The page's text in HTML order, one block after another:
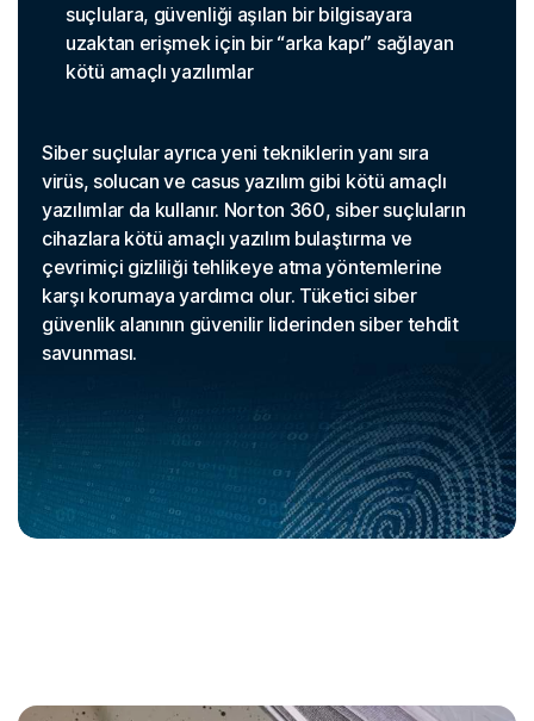
suçlulara, güvenliği aşılan bir bilgisayara
uzaktan erişmek için bir “arka kapı” sağlayan
kötü amaçlı yazılımlar
Siber suçlular ayrıca yeni tekniklerin yanı sıra
virüs, solucan ve casus yazılım gibi kötü amaçlı
yazılımlar da kullanır. Norton 360, siber suçluların
cihazlara kötü amaçlı yazılım bulaştırma ve
çevrimiçi gizliliği tehlikeye atma yöntemlerine
karşı korumaya yardımcı olur. Tüketici siber
güvenlik alanının güvenilir liderinden siber tehdit
savunması.